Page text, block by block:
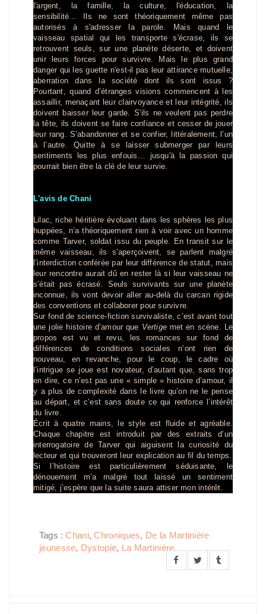
l'argent, la famille, la culture, l'éducation, la
sensibilité… Ils ne sont théoriquement même pas
autorisés à s'adresser la parole. Mais quand le
vaisseau spatial qui les transporte s'écrase, ils se
retrouvent seuls, sur une planète déserte, et doivent
unir leurs forces pour survivre. Mais le plus grand
danger qui les guette n'est-il pas leur attirance mutuelle,
aberration dans la société dont ils sont issus ?
Pourtant, quand d’étranges visions commencent à les
assaillir, menaçant leur clairvoyance et leur intégrité, ils
doivent baisser leur garde. S’ils ne veulent pas perdre
la tête, ils doivent se faire confiance et cesser de jouer
leur rang. S’abandonner et se confier, littéralement, l’un
à l’autre. Quitte à se laisser submerger par leurs
sentiments les plus enfouis… jusqu'à la passion qui
pourrait bien être la clé de leur survie.
L'avis de Chani
Lilac, riche héritière évoluant dans les sphères les plus
huppées, n’a théoriquement rien à voir avec un homme
comme Tarver, soldat issu du peuple. En transit sur le
même vaisseau, ils s’aperçoivent, se parlent malgré
l’interdiction conférée par leur différence de statut, mais
leur rencontre aurait dû en rester là si leur vaisseau ne
s’était pas écrasé. Seuls survivants sur une planète
inconnue, ils vont devoir aller au-delà du carcan rigide
des conventions et collaborer pour survivre.
Sur fond de science-fiction survivaliste, c’est avant tout
une jolie histoire d’amour que Vertige met en scène. Le
propos est vu et revu, les romances sur fond de
différences de conditions sociales n’ont rien de
nouveau, en revanche, pour le coup, le cadre où
l’intrigue se joue est novateur, d’autant que, sans trop
en dire, ce n’est pas une « simple » histoire d’amour, il
y a plus de complexité dans le livre qu’on ne le pense
au départ, et c’est sans doute ce qui renforce l’intérêt
du livre.
Écrit à quatre mains, le style est fluide et agréable.
Chaque chapitre est introduit par des extraits d’un
interrogatoire de Tarver qui aiguisent la curiosité du
lecteur et qui trouveront leur explication au fil du temps.
Si l’histoire est particulièrement séduisante, le
dénouement m’a malgré tout laissé un sentiment
mitigé, j’espère que la suite saura attiser mon intérêt.
Tags :Chani,Chroniques, De la Martinière
jeunesse, Dystopie, La Martinière